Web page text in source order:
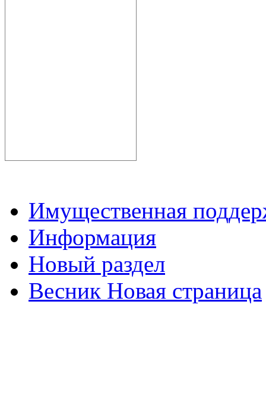
Имущественная
Информация
Новый раздел
Весник Новая страница